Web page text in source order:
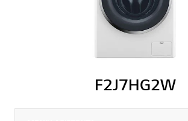
F2J7HG2W